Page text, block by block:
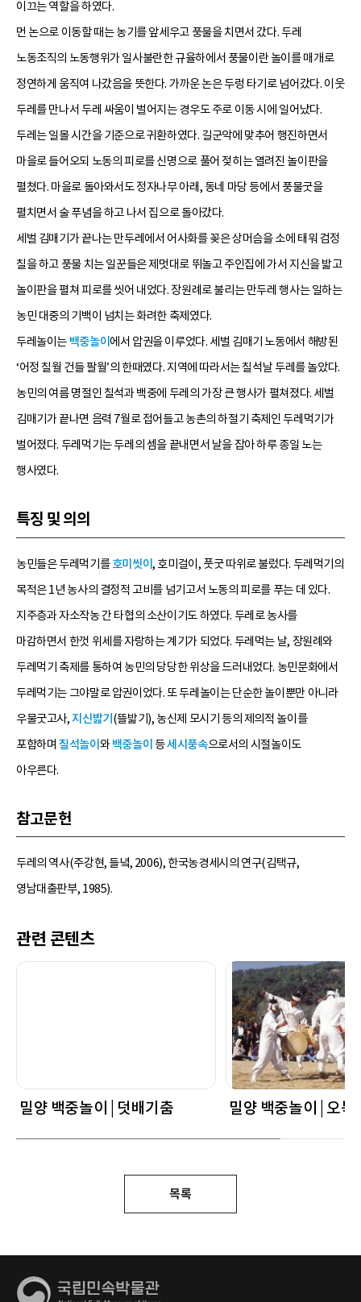
이끄는 역할을 하였다.
먼 논으로 이동할 때는 농기를 앞세우고 풍물을 치면서 갔다. 두레
노동조직의 노동행위가 일사불란한 규율하에서 풍물이란 놀이를 매개로
정연하게 움직여 나갔음을 뜻한다. 가까운 논은 두렁 타기로 넘어갔다. 이웃
두레를 만나서 두레 싸움이 벌어지는 경우도 주로 이동 시에 일어났다.
두레는 일몰 시간을 기준으로 귀환하였다. 길군악에 맞추어 행진하면서
마을로 들어오되 노동의 피로를 신명으로 풀어 젖히는 열려진 놀이판을
펼쳤다. 마을로 돌아와서도 정자나무 아래, 동네 마당 등에서 풍물굿을
펼치면서 술 푸념을 하고 나서 집으로 돌아갔다.
세벌 김매기가 끝나는 만두레에서 어사화를 꽂은 상머슴을 소에 태워 검정
칠을 하고 풍물 치는 일꾼들은 제멋대로 뛰놀고 주인집에 가서 지신을 밟고
놀이판을 펼쳐 피로를 씻어 내었다. 장원례로 불리는 만두레 행사는 일하는
농민 대중의 기백이 넘치는 화려한 축제였다.
두레놀이는 백중놀이 에서 압권을 이루었다. 세벌 김매기 노동에서 해방된
‘어정 칠월 건들 팔월’의 한때였다. 지역에 따라서는 칠석날 두레를 놀았다.
농민의 여름 명절인 칠석과 백중에 두레의 가장 큰 행사가 펼쳐졌다. 세벌
김매기가 끝나면 음력 7월로 접어들고 농촌의 하절기 축제인 두레먹기가
벌어졌다. 두레먹기는 두레의 셈을 끝내면서 날을 잡아 하루 종일 노는
행사였다.
특징 및 의의
농민들은 두레먹기를호미씻이, 호미걸이, 풋굿 따위로 불렀다. 두레먹기의
목적은 1년 농사의 결정적 고비를 넘기고서 노동의 피로를 푸는 데 있다.
지주층과 자소작농 간 타협의 소산이기도 하였다. 두레로 농사를
마감하면서 한껏 위세를 자랑하는 계기가 되었다. 두레먹는 날, 장원례와
두레먹기 축제를 통하여 농민의 당당한 위상을 드러내었다. 농민문화에서
두레먹기는 그야말로 압권이었다. 또 두레놀이는 단순한 놀이뿐만 아니라
우물굿고사,지신밟기 (뜰밟기), 농신제 모시기 등의 제의적 놀이를
포함하며칠석놀이 와백중놀이 등세시풍속으로서의 시절놀이도
아우른다.
참고문헌
두레의 역사(주강현, 들녘, 2006), 한국농경세시의 연구(김택규,
영남대출판부, 1985).
관련 콘텐츠
밀양 백중놀이 | 덧배기춤 밀양 백중놀이 | 오북
목록